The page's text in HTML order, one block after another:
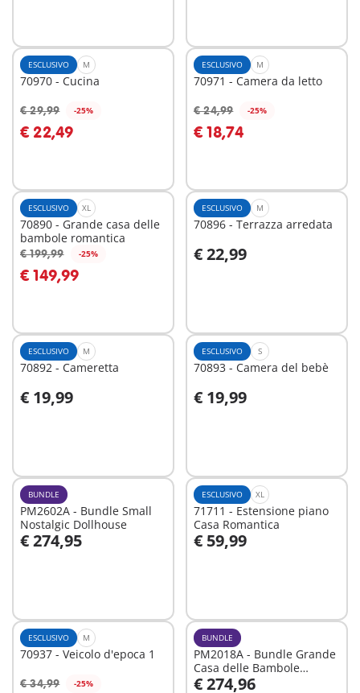
ESCLUSIVO M
70970 - Cucina
€ 29,99 -25%
€ 22,49
Aggiungi al carrello
ESCLUSIVO M
70971 - Camera da letto
€ 24,99 -25%
€ 18,74
Aggiungi al carrello
ESCLUSIVO XL
70890 - Grande casa delle
bambole romantica
€ 199,99 -25%
€ 149,99
Aggiungi al carrello
ESCLUSIVO M
70896 - Terrazza arredata
€ 22,99
Aggiungi al carrello
ESCLUSIVO M
70892 - Cameretta
€ 19,99
Aggiungi al carrello
ESCLUSIVO S
70893 - Camera del bebè
€ 19,99
Aggiungi al carrello
BUNDLE
PM2602A - Bundle Small
Nostalgic Dollhouse
€ 274,95
Aggiungi al carrello
ESCLUSIVO XL
71711 - Estensione piano
Casa Romantica
€ 59,99
Aggiungi al carrello
ESCLUSIVO M
70937 - Veicolo d'epoca 1
€ 34,99 -25%
BUNDLE
PM2018A - Bundle Grande
Casa delle Bambole
Romantica
€ 274,96